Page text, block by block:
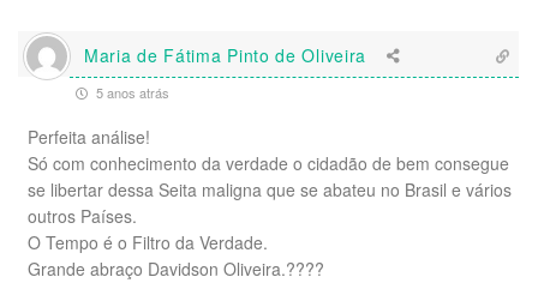
Maria de Fátima Pinto de Oliveira
5 anos atrás
Perfeita análise!
Só com conhecimento da verdade o cidadão de bem consegue
se libertar dessa Seita maligna que se abateu no Brasil e vários
outros Países.
O Tempo é o Filtro da Verdade.
Grande abraço Davidson Oliveira.????